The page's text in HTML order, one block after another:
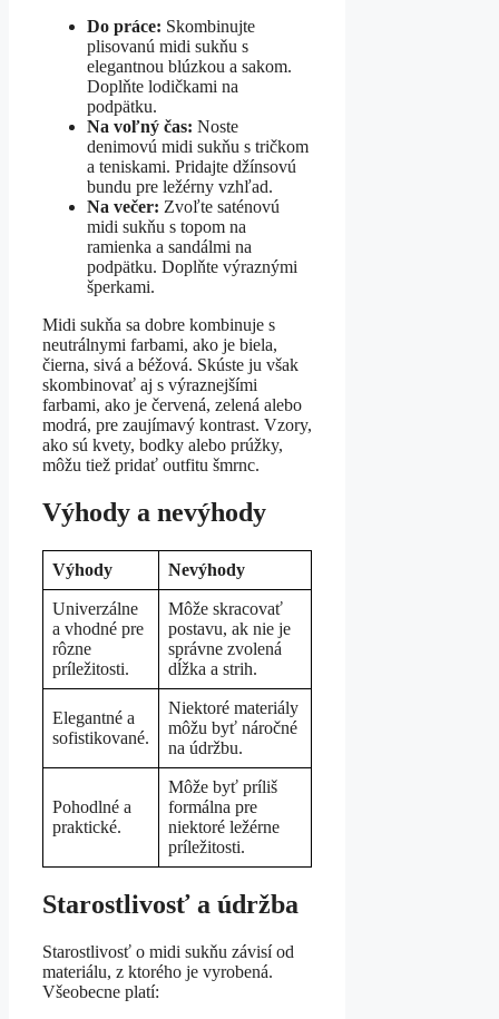
Do práce: Skombinujte
plisovanú midi sukňu s
elegantnou blúzkou a sakom.
Doplňte lodičkami na
podpätku.
Na voľný čas: Noste
denimovú midi sukňu s tričkom
a teniskami. Pridajte džínsovú
bundu pre ležérny vzhľad.
Na večer: Zvoľte saténovú
midi sukňu s topom na
ramienka a sandálmi na
podpätku. Doplňte výraznými
šperkami.
Midi sukňa sa dobre kombinuje s
neutrálnymi farbami, ako je biela,
čierna, sivá a béžová. Skúste ju však
skombinovať aj s výraznejšími
farbami, ako je červená, zelená alebo
modrá, pre zaujímavý kontrast. Vzory,
ako sú kvety, bodky alebo prúžky,
môžu tiež pridať outfitu šmrnc.
Výhody a nevýhody
Výhody Nevýhody
Univerzálne
a vhodné pre
rôzne
príležitosti.
Môže skracovať
postavu, ak nie je
správne zvolená
dĺžka a strih.
Elegantné a
sofistikované.
Niektoré materiály
môžu byť náročné
na údržbu.
Pohodlné a
praktické.
Môže byť príliš
formálna pre
niektoré ležérne
príležitosti.
Starostlivosť a údržba
Starostlivosť o midi sukňu závisí od
materiálu, z ktorého je vyrobená.
Všeobecne platí: